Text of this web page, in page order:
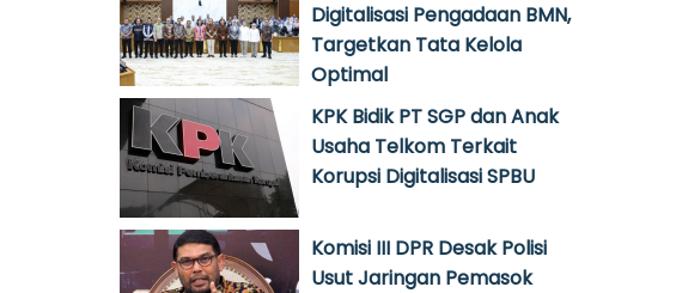
Digitalisasi Pengadaan BMN,
Targetkan Tata Kelola
Optimal
KPK Bidik PT SGP dan Anak
Usaha Telkom Terkait
Korupsi Digitalisasi SPBU
Komisi III DPR Desak Polisi
Usut Jaringan Pemasok